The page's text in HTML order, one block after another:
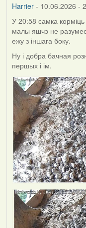
Harrier- 10.06.2026 -
У 20:58 самка
малы яшчэ не разумее
ежу з іншага боку.
Ну і добра бачная
першых і ім.